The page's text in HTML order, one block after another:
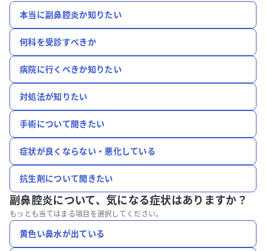
本当に副鼻腔炎か知りたい
何科を受診すべきか
病院に行くべきか知りたい
対処法が知りたい
手術について聞きたい
症状が良くならない・悪化している
抗生剤について聞きたい
副鼻腔炎について、 気になる症状はありますか？
もっとも当てはまる項目を選択してください。
黄色い鼻水が出ている